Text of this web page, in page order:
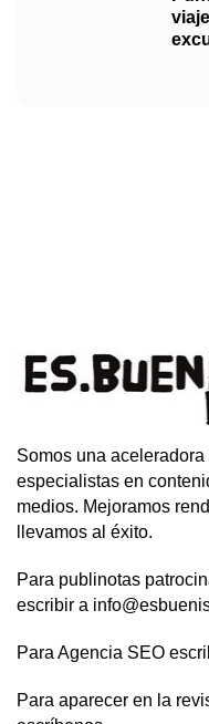
Somos una
especialistas en
medios. Mejoramos
llevamos al éxito.
Para publinotas
escribir a
Para Agencia SEO
Para aparecer en la